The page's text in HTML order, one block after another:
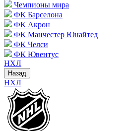
Чемпионы мира
ФК Барселона
ФК Акрон
ФК Манчестер Юнайтед
ФК Челси
ФК Ювентус
НХЛ
Назад
НХЛ